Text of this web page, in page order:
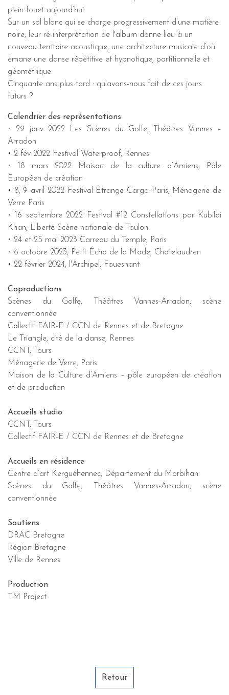
plein fouet aujourd’hui.
Sur un sol blanc qui se charge progressivement d’une matière
noire, leur ré-interprétation de l'album donne lieu à un
nouveau territoire acoustique, une architecture musicale d’où
émane une danse répétitive et hypnotique, partitionnelle et
géométrique.
Cinquante ans plus tard : qu'avons-nous fait de ces jours
futurs ?
Calendrier des représentations
• 29 janv 2022 Les Scènes du Golfe, Théâtres Vannes –
Arradon
• 2 fév 2022 Festival Waterproof, Rennes
• 18 mars 2022 Maison de la culture d’Amiens, Pôle
Européen de création
• 8, 9 avril 2022 Festival Étrange Cargo Paris, Ménagerie de
Verre Paris
• 16 septembre 2022 Festival #12 Constellations par Kubilai
Khan, Liberté Scène nationale de Toulon
• 24 et 25 mai 2023 Carreau du Temple, Paris
• 6 octobre 2023, Petit Écho de la Mode, Chatelaudren
• 22 février 2024, l'Archipel, Fouesnant
Coproductions
Scènes du Golfe, Théâtres Vannes-Arradon, scène
conventionnée
Collectif FAIR-E / CCN de Rennes et de Bretagne
Le Triangle, cité de la danse, Rennes
CCNT, Tours
Ménagerie de Verre, Paris
Maison de la Culture d’Amiens – pôle européen de création
et de production
Accueils studio
CCNT, Tours
Collectif FAIR-E / CCN de Rennes et de Bretagne
Accueils en résidence
Centre d’art Kerguéhennec, Département du Morbihan
Scènes du Golfe, Théâtres Vannes-Arradon, scène
conventionnée
Soutiens
DRAC Bretagne
Région Bretagne
Ville de Rennes
Production
T.M Project
Retour